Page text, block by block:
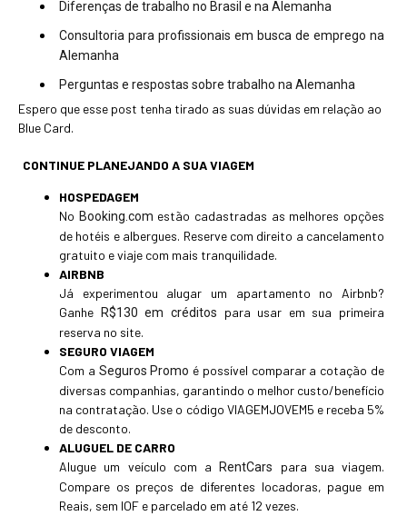
Diferenças de trabalho no Brasil e na Alemanha
Consultoria para profissionais em busca de emprego na
Alemanha
Perguntas e respostas sobre trabalho na Alemanha
Espero que esse post tenha tirado as suas dúvidas em relação ao
Blue Card.
CONTINUE PLANEJANDO A SUA VIAGEM
HOSPEDAGEM
No Booking.com estão cadastradas as melhores opções
de hotéis e albergues. Reserve com direito a cancelamento
gratuito e viaje com mais tranquilidade.
AIRBNB
Já experimentou alugar um apartamento no Airbnb?
Ganhe
R$130 em créditos para usar em sua primeira
reserva no site.
SEGURO VIAGEM
Com a Seguros Promo é possível comparar a cotação de
diversas companhias, garantindo o melhor custo/benefício
na contratação. Use o código VIAGEMJOVEM5 e receba 5%
de desconto.
ALUGUEL DE CARRO
Alugue um veículo com a RentCars
para sua viagem.
Compare os preços de diferentes locadoras, pague em
Reais, sem IOF e parcelado em até 12 vezes.